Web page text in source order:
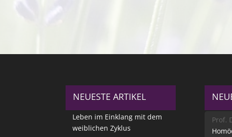
NEUESTE ARTIKEL
Leben im Einklang mit dem
weiblichen Zyklus
Prof.